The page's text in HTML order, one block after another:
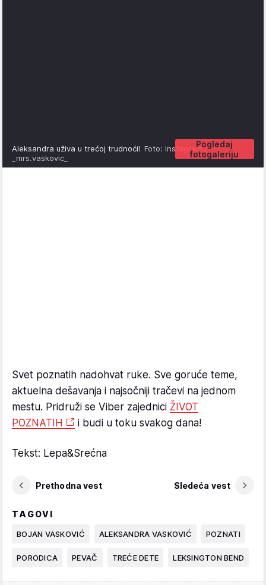
Pogledaj
fotogaleriju
Aleksandra uživa u trećoj trudnoći! Foto: Instagram /
_mrs.vaskovic_
Svet poznatih nadohvat ruke. Sve goruće teme,
aktuelna dešavanja i najsočniji tračevi na jednom
mestu. Pridruži se Viber zajednici ŽIVOT
POZNATIH
i budi u toku svakog dana!
Tekst: Lepa&Srećna
Prethodna vest Sledeća vest
TAGOVI
BOJAN VASKOVIĆ ALEKSANDRA VASKOVIĆ POZNATI
PORODICA PEVAČ TREĆE DETE LEKSINGTON BEND